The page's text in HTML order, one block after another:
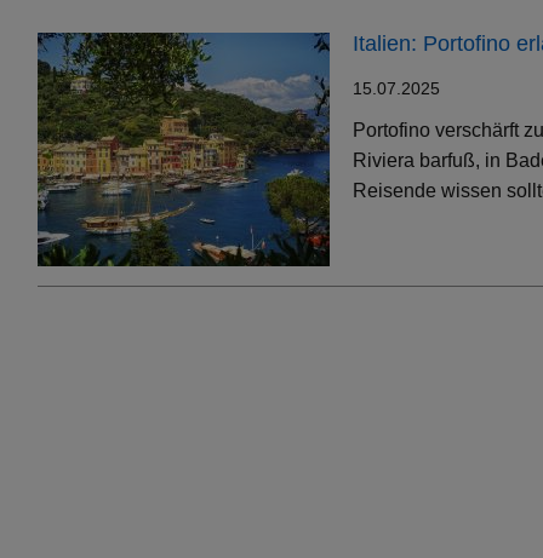
Italien: Portofino
15.07.2025
Portofino verschärft
Riviera barfuß, in
Reisende wissen